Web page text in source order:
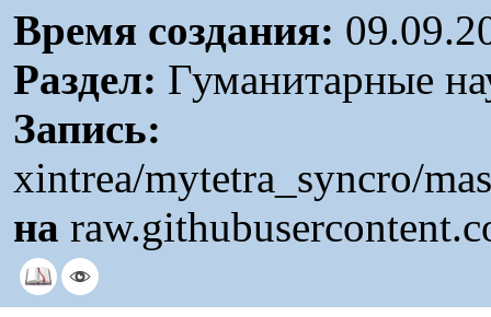
Время создания:
Раздел: Гуманитарные
Запись:
xintrea/mytetra_syncro/
на